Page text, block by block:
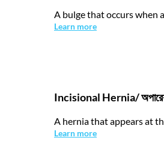
A bulge that occurs when
Learn more
Incisional Hernia/
A hernia that appears at
Learn more